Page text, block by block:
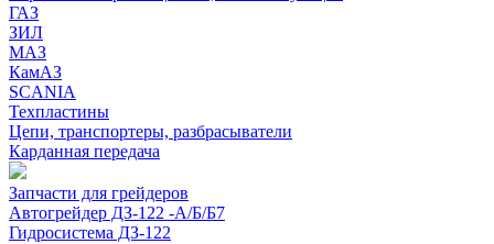
ГАЗ
ЗИЛ
МАЗ
КамАЗ
SCANIA
Техпластины
Цепи, транспортеры, разбрасыватели
Карданная передача
Запчасти для грейдеров
Автогрейдер ДЗ-122 -А/Б/Б7
Гидросистема ДЗ-122